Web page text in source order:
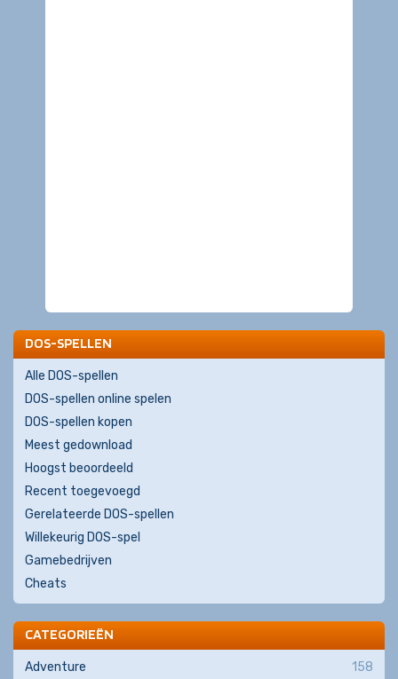
DOS-SPELLEN
Alle DOS-spellen
DOS-spellen online spelen
DOS-spellen kopen
Meest gedownload
Hoogst beoordeeld
Recent toegevoegd
Gerelateerde DOS-spellen
Willekeurig DOS-spel
Gamebedrijven
Cheats
CATEGORIEËN
Adventure
158